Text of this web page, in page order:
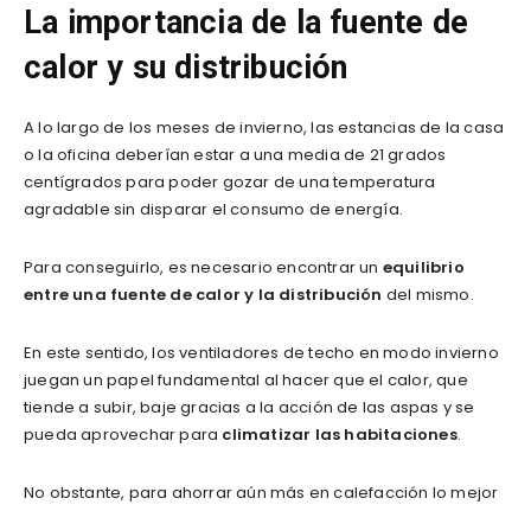
La importancia de la fuente de
calor y su distribución
A lo largo de los meses de invierno, las estancias de la casa
o la oficina deberían estar a una media de 21 grados
centígrados para poder gozar de una temperatura
agradable sin disparar el consumo de energía.
Para conseguirlo, es necesario encontrar un equilibrio
entre una fuente de calor y la distribución del mismo.
En este sentido, los ventiladores de techo en modo invierno
juegan un papel fundamental al hacer que el calor, que
tiende a subir, baje gracias a la acción de las aspas y se
pueda aprovechar para climatizar las habitaciones.
No obstante, para ahorrar aún más en calefacción lo mejor